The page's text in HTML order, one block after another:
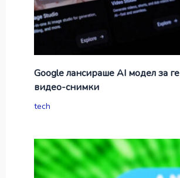
Google лансираше AI модел за
видео-снимки
tech